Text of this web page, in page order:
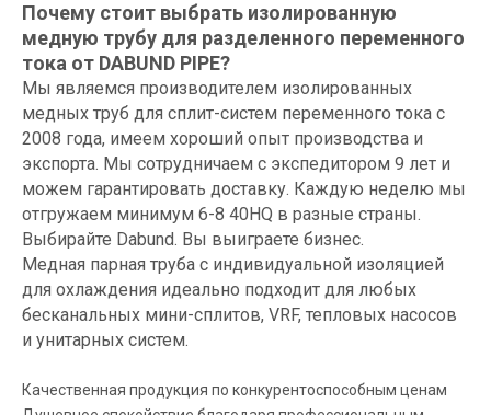
Почему стоит выбрать изолированную
медную трубу для разделенного переменного
тока от DABUND PIPE?
Мы являемся производителем изолированных
медных труб для сплит-систем переменного тока с
2008 года, имеем хороший опыт производства и
экспорта. Мы сотрудничаем с экспедитором 9 лет и
можем гарантировать доставку. Каждую неделю мы
отгружаем минимум 6-8 40HQ в разные страны.
Выбирайте Dabund. Вы выиграете бизнес.
Медная парная труба с индивидуальной изоляцией
для охлаждения идеально подходит для любых
бесканальных мини-сплитов, VRF, тепловых насосов
и унитарных систем.
Качественная продукция по конкурентоспособным ценам